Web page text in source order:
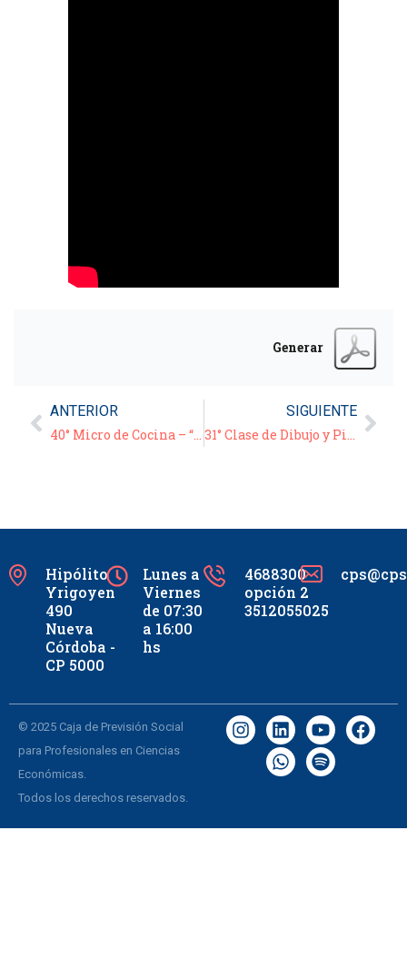
Generar
ANTERIOR
40° Micro de Cocina – “Scarpazza de berenjenas”
SIGUIENTE
31° Clase de Dibujo y Pintura
Hipólito
Yrigoyen
490
Nueva
Córdoba -
CP 5000
Lunes a
Viernes
de 07:30
a 16:00
hs
4688300
opción 2
3512055025
© 2025 Caja de Previsión Social
para Profesionales en Ciencias
Económicas.
Todos los derechos reservados.